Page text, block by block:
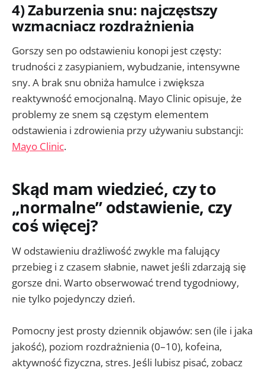
4) Zaburzenia snu: najczęstszy
wzmacniacz rozdrażnienia
Gorszy sen po odstawieniu konopi jest częsty:
trudności z zasypianiem, wybudzanie, intensywne
sny. A brak snu obniża hamulce i zwiększa
reaktywność emocjonalną. Mayo Clinic opisuje, że
problemy ze snem są częstym elementem
odstawienia i zdrowienia przy używaniu substancji:
Mayo Clinic.
Skąd mam wiedzieć, czy to
„normalne” odstawienie, czy
coś więcej?
W odstawieniu drażliwość zwykle ma falujący
przebieg i z czasem słabnie, nawet jeśli zdarzają się
gorsze dni. Warto obserwować trend tygodniowy,
nie tylko pojedynczy dzień.
Pomocny jest prosty dziennik objawów: sen (ile i jaka
jakość), poziom rozdrażnienia (0–10), kofeina,
aktywność fizyczna, stres. Jeśli lubisz pisać, zobacz